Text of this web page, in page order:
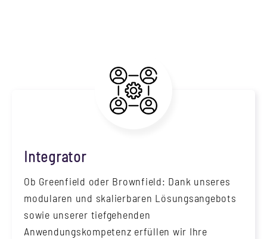
Integrator
Ob Greenfield oder Brownfield: Dank unseres
modularen und skalierbaren Lösungsangebots
sowie unserer tiefgehenden
Anwendungskompetenz erfüllen wir Ihre